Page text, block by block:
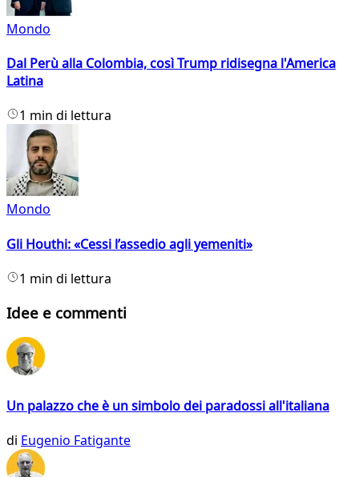
Mondo
Dal Perù alla Colombia, così Trump ridisegna l'America
Latina
1 min di lettura
Mondo
Gli Houthi: «Cessi l’assedio agli yemeniti»
1 min di lettura
Idee e commenti
Un palazzo che è un simbolo dei paradossi all'italiana
di Eugenio Fatigante